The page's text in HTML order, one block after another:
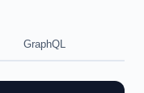
GraphQL